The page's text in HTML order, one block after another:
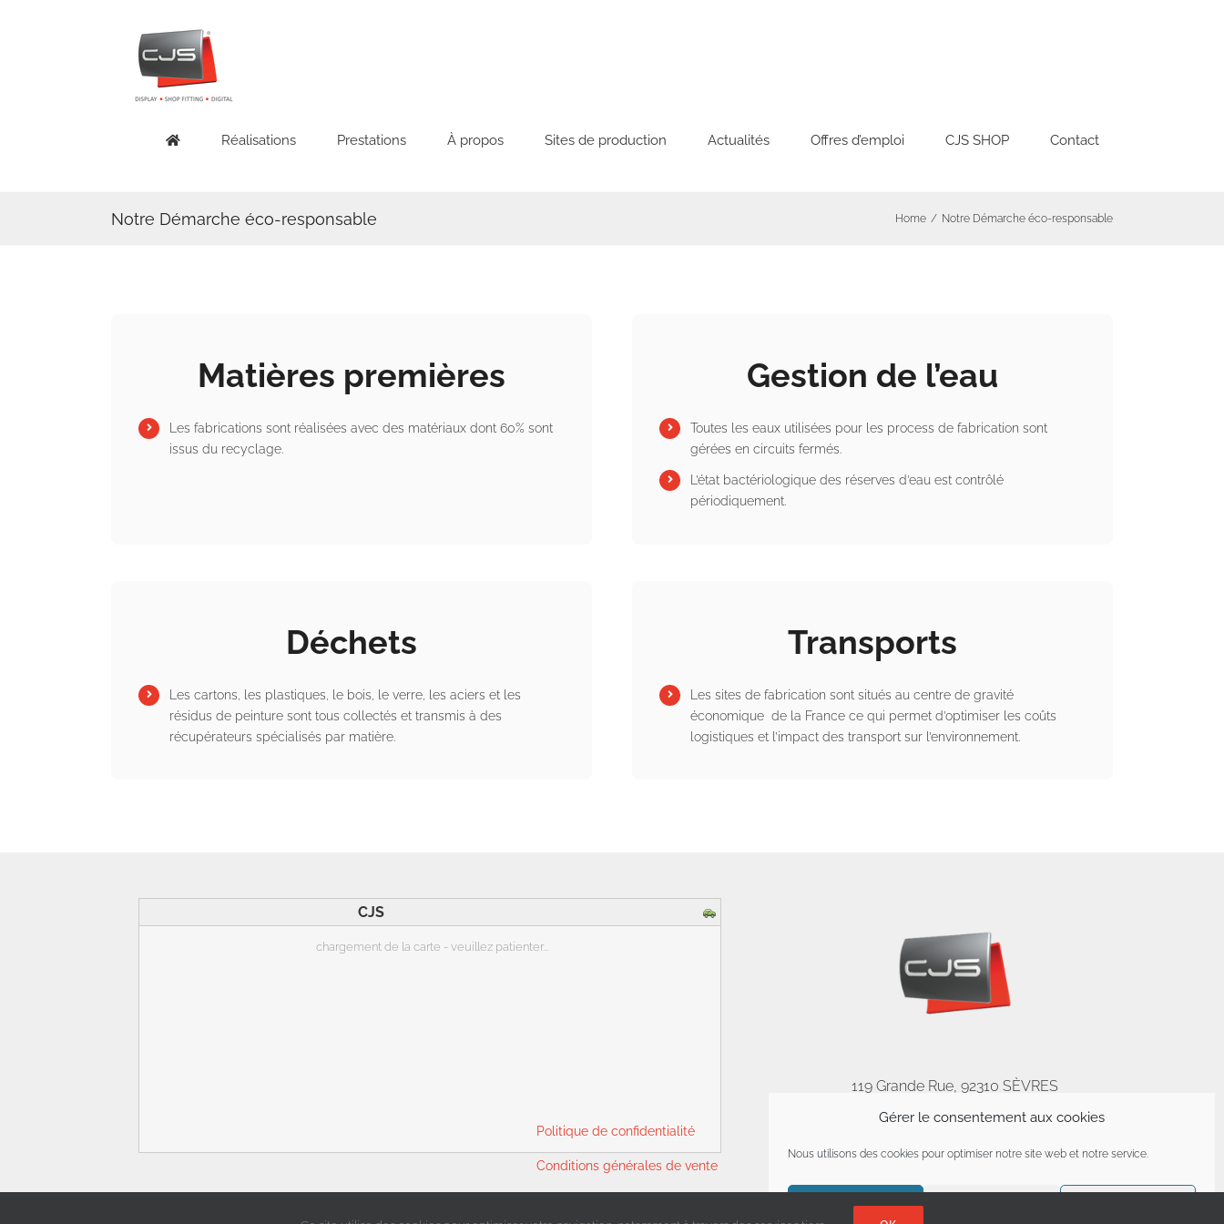
Gérer le consentement aux cookies
Nous utilisons des cookies pour optimiser notre site web et notre service.
Accepter
Réalisations Prestations À propos Sites de production Actualités Offres d’emploi CJS SHOP Contact
Notre Démarche éco-responsable Home / Notre Démarche éco-responsable
Matières premières
Les fabrications sont réalisées avec des matériaux dont 60% sont
issus du recyclage.
Gestion de l’eau
Toutes les eaux utilisées pour les process de fabrication sont
gérées en circuits fermés.
L’état bactériologique des réserves d’eau est contrôlé
périodiquement.
Déchets
Les cartons, les plastiques, le bois, le verre, les aciers et les
résidus de peinture sont tous collectés et transmis à des
récupérateurs spécialisés par matière.
Transports
Les sites de fabrication sont situés au centre de gravité
économique de la France ce qui permet d’optimiser les coûts
logistiques et l’impact des transport sur l’environnement.
CJS
chargement de la carte - veuillez patienter...
Politique de confidentialité
Conditions générales de vente
119 Grande Rue, 92310 SÈVRES
Phone: 01 41 14 04 40